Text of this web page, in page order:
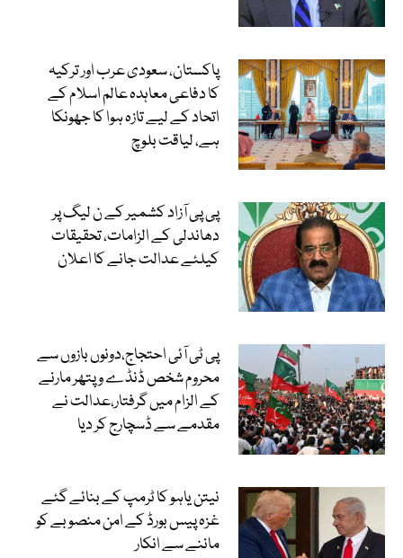
پاکستان، سعودی عرب اور ترکیہ
کا دفاعی معاہدہ عالم اسلام کے
اتحاد کے لیے تازہ ہوا کا جھونکا
ہے، لیاقت بلوچ
پی پی آزاد کشمیر کے ن لیگ پر
دھاندلی کے الزامات، تحقیقات
کیلئے عدالت جانے کا اعلان
پی ٹی آئی احتجاج،دونوں بازوں سے
محروم شخص ڈنڈے و پتھر مارنے
کے الزام میں گرفتار،عدالت نے
مقدمے سے ڈسچارج کر دیا
نیتن یاہو کا ٹرمپ کے بنائے گئے
غزہ پیس بورڈ کے امن منصوبے کو
ماننے سے انکار